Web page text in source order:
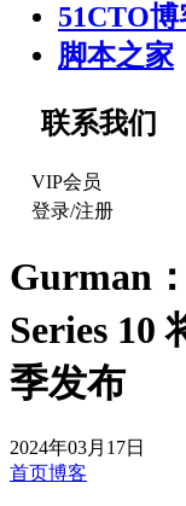
51CTO博
脚本之家
联系我们
VIP会员
登录/注册
Gurman
Series 10
季发布
2024年03月17日
首页博客